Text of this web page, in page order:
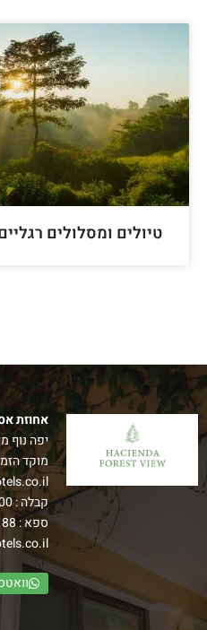
טיולים ומסלולים
אחוזת
יפה נוף
מוקד
קבלה :
ספא :